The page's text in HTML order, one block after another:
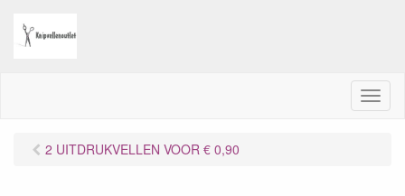
M
e
2 UITDRUKVELLEN VOOR € 0,90